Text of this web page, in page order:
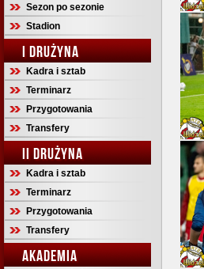
Sezon po sezonie
Stadion
I DRUŻYNA
Kadra i sztab
Terminarz
Przygotowania
Transfery
II DRUŻYNA
Kadra i sztab
Terminarz
Przygotowania
Transfery
AKADEMIA